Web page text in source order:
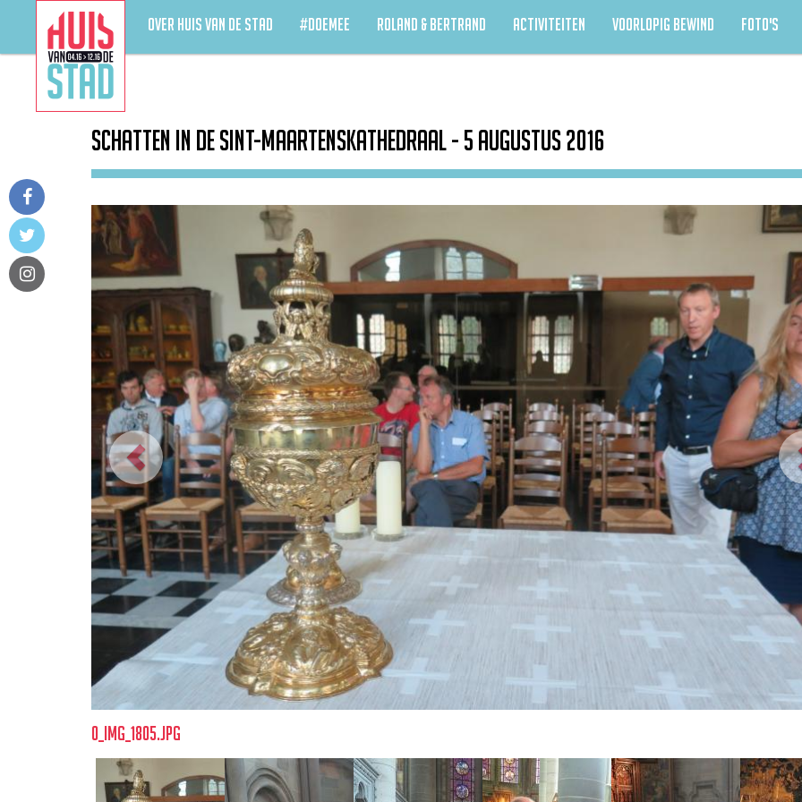
OVER HUIS VAN DE STAD #DOEMEE ROLAND & BERTRAND ACTIVITEITEN VOORLOPIG BEWIND FOTO'S
Schatten in de Sint-Maartenskathedraal - 5 augustus 2016
0_img_1805.jpg
facebook
twitter